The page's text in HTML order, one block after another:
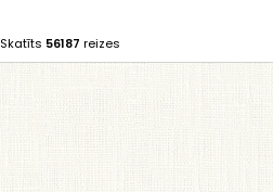
Skatīts 56187 reizes